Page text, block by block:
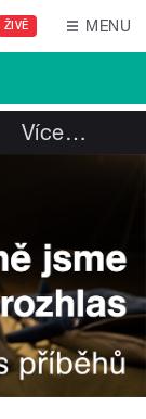
ŽIVĚ MENU
Více…